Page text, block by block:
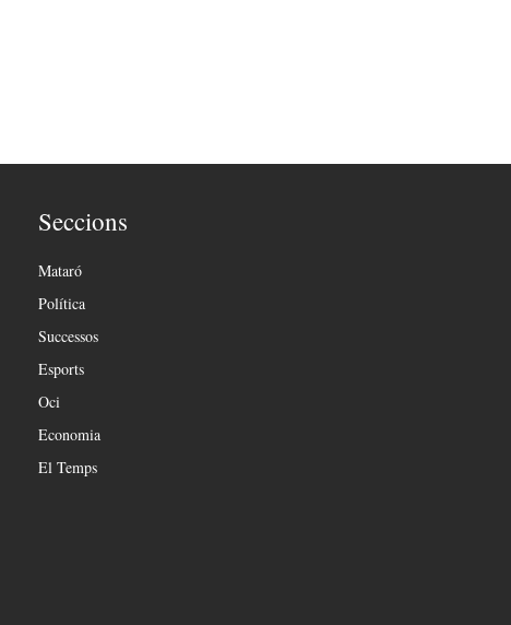
Seccions
Mataró
Política
Successos
Esports
Oci
Economia
El Temps